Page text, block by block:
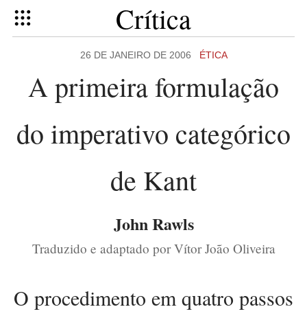
Crítica
26 DE JANEIRO DE 2006 ÉTICA
A primeira formulação
do imperativo categórico
de Kant
John Rawls
Traduzido e adaptado por Vítor João Oliveira
O procedimento em quatro passos